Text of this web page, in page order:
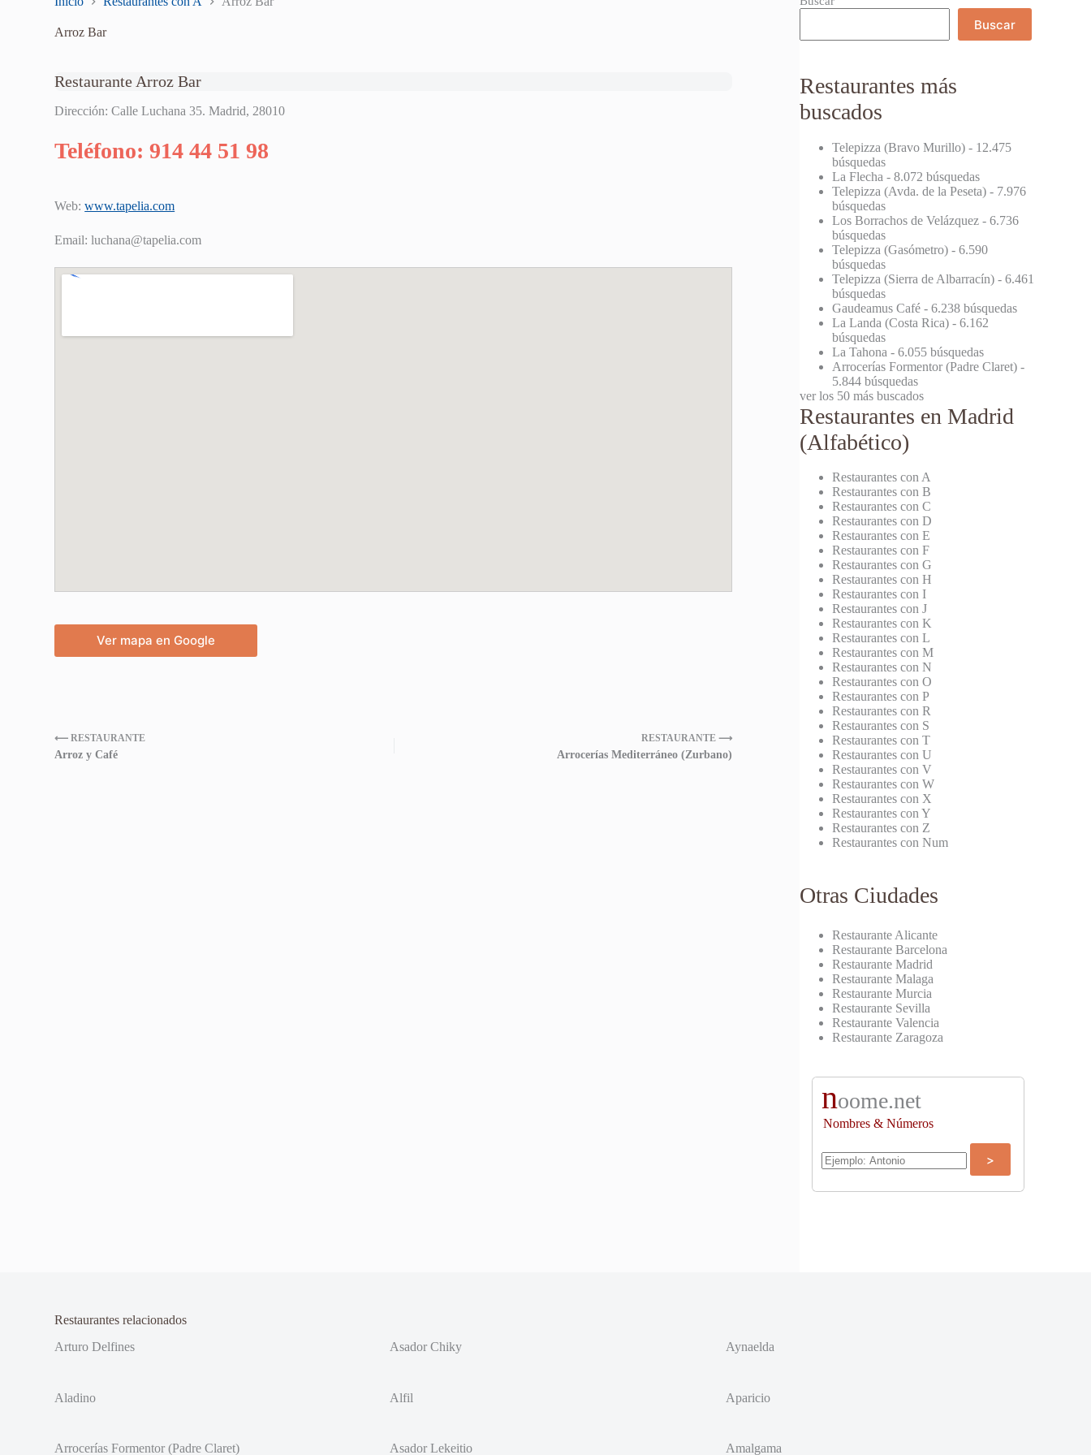
Arroz Bar
Restaurante Arroz Bar
Dirección: Calle Luchana 35. Madrid, 28010
Teléfono: 914 44 51 98
Web:www.tapelia.com
Email:luchana@tapelia.com
Ver mapa en Google
⟵ RESTAURANTE
Arroz y Café
RESTAURANTE ⟶
Arrocerías Mediterráneo (Zurbano)
Buscar
Restaurantes más
buscados
Telepizza (Bravo Murillo) - 12.475
búsquedas
La Flecha - 8.072 búsquedas
Telepizza (Avda. de la Peseta) - 7.976
búsquedas
Los Borrachos de Velázquez - 6.736
búsquedas
Telepizza (Gasómetro) - 6.590
búsquedas
Telepizza (Sierra de Albarracín) - 6.461
búsquedas
Gaudeamus Café - 6.238 búsquedas
La Landa (Costa Rica) - 6.162
búsquedas
La Tahona - 6.055 búsquedas
Arrocerías Formentor (Padre Claret) -
5.844 búsquedas
ver los 50 más buscados
Restaurantes en Madrid
(Alfabético)
Restaurantes con A
Restaurantes con B
Restaurantes con C
Restaurantes con D
Restaurantes con E
Restaurantes con F
Restaurantes con G
Restaurantes con H
Restaurantes con I
Restaurantes con J
Restaurantes con K
Restaurantes con L
Restaurantes con M
Restaurantes con N
Restaurantes con O
Restaurantes con P
Restaurantes con R
Restaurantes con S
Restaurantes con T
Restaurantes con U
Restaurantes con V
Restaurantes con W
Restaurantes con X
Restaurantes con Y
Restaurantes con Z
Restaurantes con Num
Otras Ciudades
Restaurante Alicante
Restaurante Barcelona
Restaurante Madrid
Restaurante Malaga
Restaurante Murcia
Restaurante Sevilla
Restaurante Valencia
Restaurante Zaragoza
noome.net
Nombres & Números
Restaurantes relacionados
Arturo Delfines
Asador Chiky Aynaelda
Aladino Alfil Aparicio
Arrocerías Formentor (Padre Claret) Asador Lekeitio Amalgama